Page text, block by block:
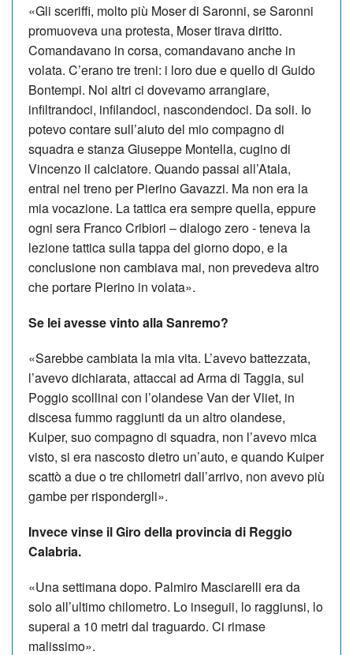
«Gli sceriffi, molto più Moser di Saronni, se Saronni
promuoveva una protesta, Moser tirava diritto.
Comandavano in corsa, comandavano anche in
volata. C’erano tre treni: i loro due e quello di Guido
Bontempi. Noi altri ci dovevamo arrangiare,
infiltrandoci, infilandoci, nascondendoci. Da soli. Io
potevo contare sull’aiuto del mio compagno di
squadra e stanza Giuseppe Montella, cugino di
Vincenzo il calciatore. Quando passai all’Atala,
entrai nel treno per Pierino Gavazzi. Ma non era la
mia vocazione. La tattica era sempre quella, eppure
ogni sera Franco Cribiori – dialogo zero - teneva la
lezione tattica sulla tappa del giorno dopo, e la
conclusione non cambiava mai, non prevedeva altro
che portare Pierino in volata».
Se lei avesse vinto alla Sanremo?
«Sarebbe cambiata la mia vita. L’avevo battezzata,
l’avevo dichiarata, attaccai ad Arma di Taggia, sul
Poggio scollinai con l’olandese Van der Vliet, in
discesa fummo raggiunti da un altro olandese,
Kuiper, suo compagno di squadra, non l’avevo mica
visto, si era nascosto dietro un’auto, e quando Kuiper
scattò a due o tre chilometri dall’arrivo, non avevo più
gambe per rispondergli».
Invece vinse il Giro della provincia di Reggio
Calabria.
«Una settimana dopo. Palmiro Masciarelli era da
solo all’ultimo chilometro. Lo inseguii, lo raggiunsi, lo
superai a 10 metri dal traguardo. Ci rimase
malissimo».